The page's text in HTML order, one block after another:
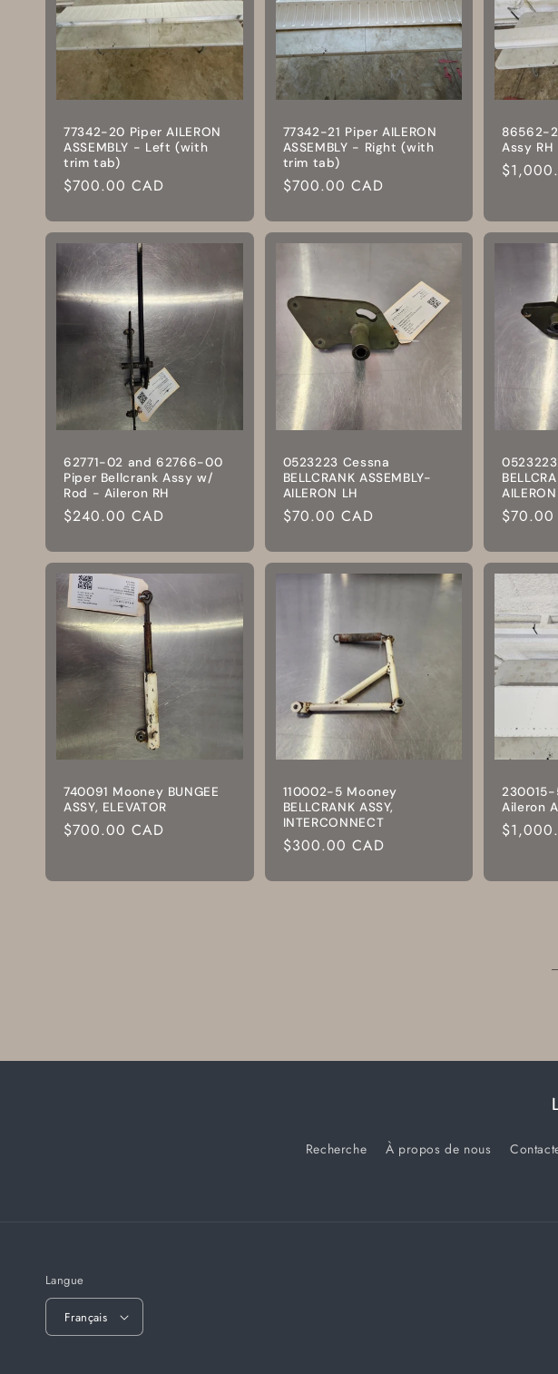
77342-20 Piper AILERON
ASSEMBLY - Left (with
trim tab)
Prix
$700.00 CAD
77342-21 Piper AILERON
ASSEMBLY - Right (with
trim tab)
Prix
$700.00 CAD
86562-
Assy RH
Prix
62771-02 and 62766-00
Piper Bellcrank Assy w/
Rod - Aileron RH
Prix
$240.00 CAD
0523223 Cessna
BELLCRANK ASSEMBLY-
AILERON LH
Prix
$70.00 CAD
Prix
$70.00
740091 Mooney BUNGEE
ASSY, ELEVATOR
Prix
$700.00 CAD
110002-5 Mooney
BELLCRANK ASSY,
INTERCONNECT
Prix
$300.00 CAD
Aileron
Prix
Recherche À propos de nous
Langue
Français